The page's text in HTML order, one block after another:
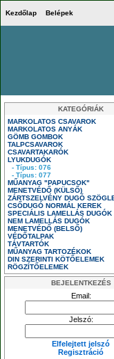
Kezdőlap Belépek
KATEGÓRIÁK
MARKOLATOS CSAVAROK
MARKOLATOS ANYÁK
GÖMB GOMBOK
TALPCSAVAROK
CSAVARTAKARÓK
LYUKDUGÓK
- Típus: 076
- Típus: 077
MŰANYAG "PAPUCSOK"
MENETVÉDŐ (KÜLSŐ)
ZÁRTSZELVÉNY DUGÓ
CSŐDUGÓ NORMÁL KEREK
SPECIÁLIS LAMELLÁS DUGÓK
NEM LAMELLÁS DUGÓK
MENETVÉDŐ (BELSŐ)
VÉDŐTALPAK
TÁVTARTÓK
MŰANYAG TARTOZÉKOK
DIN SZERINTI KÖTŐELEMEK
RÖGZÍTŐELEMEK
BEJELENTKEZÉS
Email:
Jelszó:
Elfelejtett jelszó
Regisztráció